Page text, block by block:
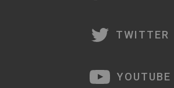
TWITTER
YOUTUBE